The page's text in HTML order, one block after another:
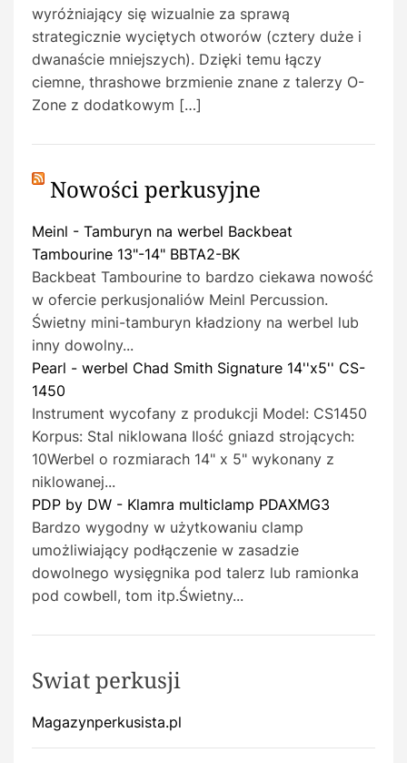
wyróżniający się wizualnie za sprawą
strategicznie wyciętych otworów (cztery duże i
dwanaście mniejszych). Dzięki temu łączy
ciemne, thrashowe brzmienie znane z talerzy O-
Zone z dodatkowym […]
Nowości perkusyjne
Meinl - Tamburyn na werbel Backbeat
Tambourine 13"-14" BBTA2-BK
Backbeat Tambourine to bardzo ciekawa nowość
w ofercie perkusjonaliów Meinl Percussion.
Świetny mini-tamburyn kładziony na werbel lub
inny dowolny...
Pearl - werbel Chad Smith Signature 14''x5'' CS-
1450
Instrument wycofany z produkcji Model: CS1450
Korpus: Stal niklowana Ilość gniazd strojących:
10Werbel o rozmiarach 14" x 5" wykonany z
niklowanej...
PDP by DW - Klamra multiclamp PDAXMG3
Bardzo wygodny w użytkowaniu clamp
umożliwiający podłączenie w zasadzie
dowolnego wysięgnika pod talerz lub ramionka
pod cowbell, tom itp.Świetny...
Swiat perkusji
Magazynperkusista.pl